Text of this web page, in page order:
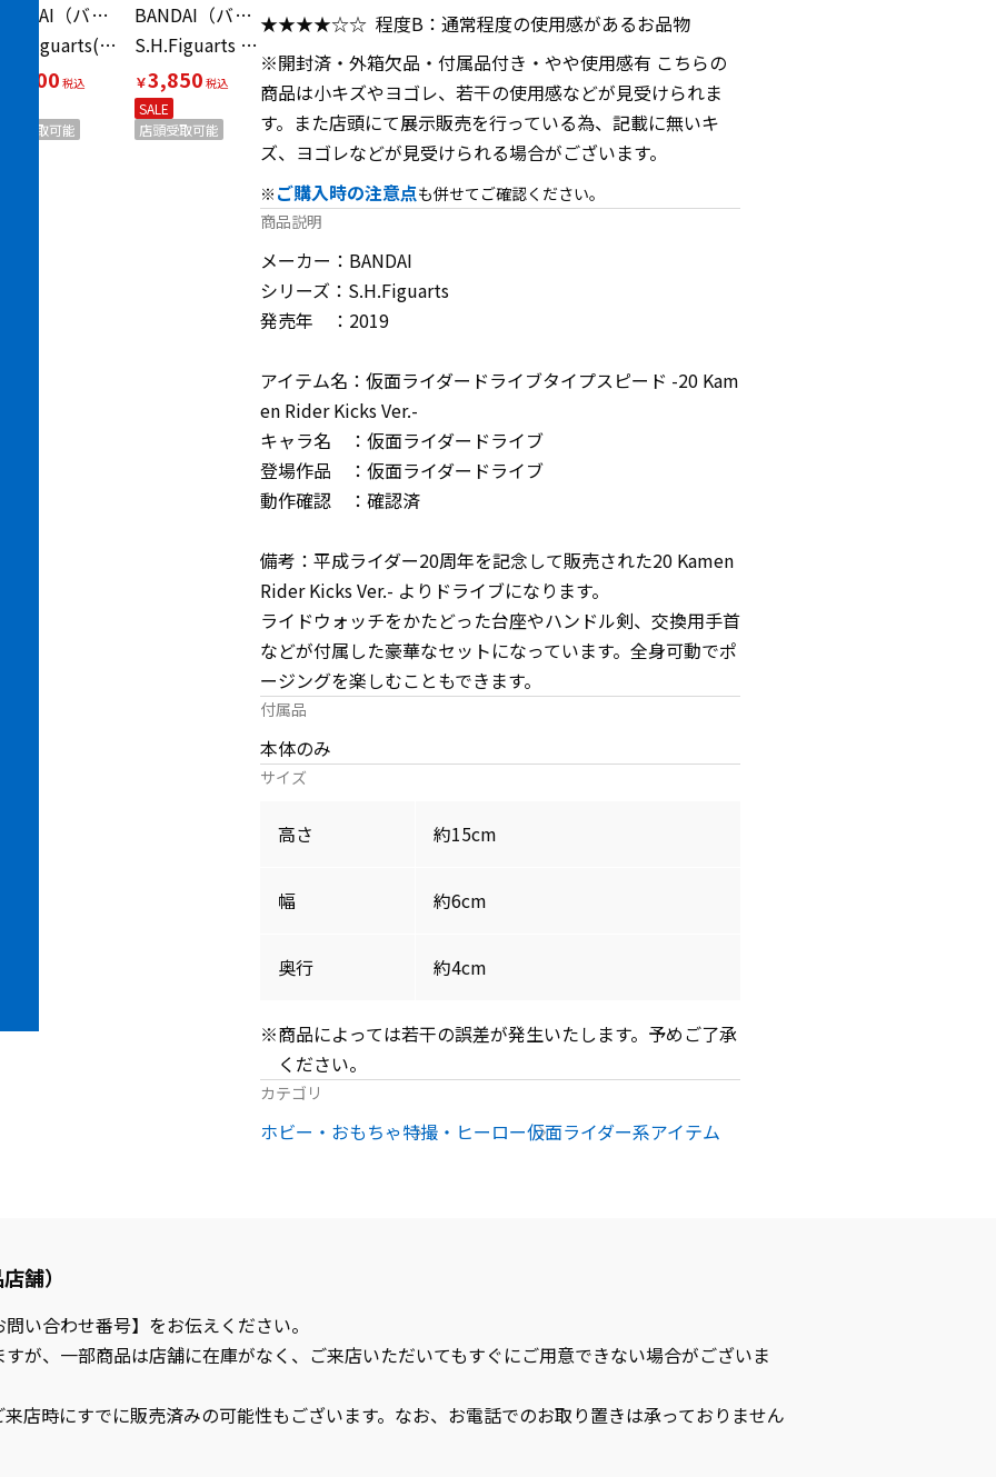
BANDAI（バンダイ）
S.H.Figuarts(真骨彫製法) アンク
3,300
店頭受取可能
BANDAI（バンダイ）
S.H.Figuarts 仮面ライダーチェイサーマッハ 「仮面ライダードライブ 」 魂ウェブ商店限定 フィギュア 開封済み
￥3,850
SALE
店頭受取可能
★★★★☆☆ 程度B：通常程度の使用感があるお品物
※開封済・外箱欠品・付属品付き・やや使用感有 こちらの
商品は小キズやヨゴレ、若干の使用感などが見受けられま
す。また店頭にて展示販売を行っている為、記載に無いキ
ズ、ヨゴレなどが見受けられる場合がございます。
※ ご購入時の注意点も併せてご確認ください。
商品説明
メーカー：BANDAI
シリーズ：S.H.Figuarts
発売年 ：2019
アイテム名：仮面ライダードライブタイプスピード -20 Kam
en Rider Kicks Ver.-
キャラ名 ：仮面ライダードライブ
登場作品 ：仮面ライダードライブ
動作確認 ：確認済
備考：平成ライダー20周年を記念して販売された20 Kamen
Rider Kicks Ver.- よりドライブになります。
ライドウォッチをかたどった台座やハンドル剣、交換用手首
などが付属した豪華なセットになっています。全身可動でポ
ージングを楽しむこともできます。
付属品
本体のみ
サイズ
高さ 約15cm
幅 約6cm
奥行 約4cm
※商品によっては若干の誤差が発生いたします。予めご了承
ください。
カテゴリ
ホビー・おもちゃ特撮・ヒーロー仮面ライダー系アイテム
舗）
い合わせ番号】をお伝えください。
が、一部商品は店舗に在庫がなく、ご来店いただいてもすぐにご用意できない場合がございま
店時にすでに販売済みの可能性もございます。なお、お電話でのお取り置きは承っておりません